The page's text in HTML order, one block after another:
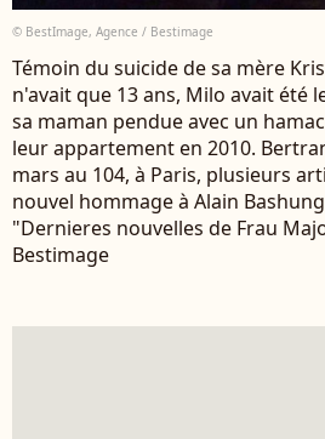
© BestImage, Agence / Bestimage
Témoin du suicide de sa mère
n'avait que 13 ans, Milo avait été
sa maman pendue avec un
leur appartement en 2010.
mars au 104, à Paris, plusieurs
nouvel hommage à Alain
"Dernieres nouvelles de Frau
Bestimage